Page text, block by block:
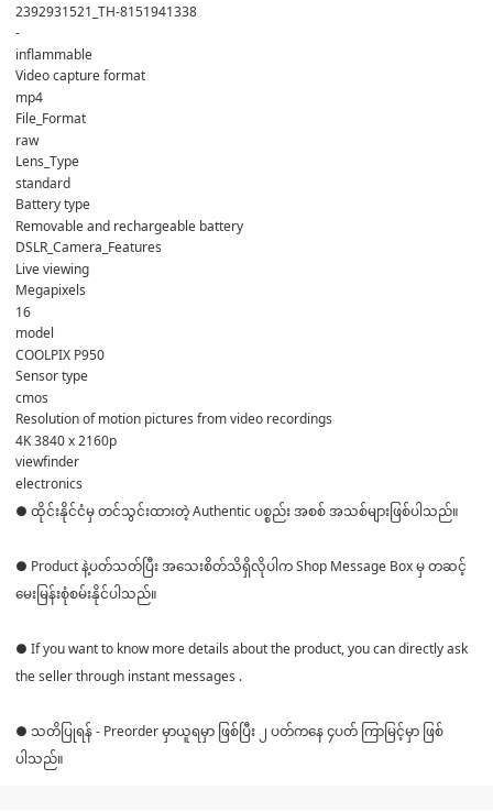
2392931521_TH-8151941338
-
inflammable
Video capture format
mp4
File_Format
raw
Lens_Type
standard
Battery type
Removable and rechargeable battery
DSLR_Camera_Features
Live viewing
Megapixels
16
model
COOLPIX P950
Sensor type
cmos
Resolution of motion pictures from video recordings
4K 3840 x 2160p
viewfinder
electronics
● ထိုင်းနိုင်ငံမှ တင်သွင်းထားတဲ့ Authentic ပစ္စည်း အစစ် အသစ်များဖြစ်ပါသည်။
● Product နဲ့ပတ်သတ်ပြီး အသေးစိတ်သိရှိလိုပါက Shop Message Box မှ တဆင့်
မေးမြန်းစုံစမ်းနိုင်ပါသည်။
● If you want to know more details about the product, you can directly ask
the seller through instant messages .
● သတိပြုရန် - Preorder မှာယူရမှာ ဖြစ်ပြီး ၂ ပတ်ကနေ ၄ပတ် ကြာမြင့်မှာ ဖြစ်
ပါသည်။